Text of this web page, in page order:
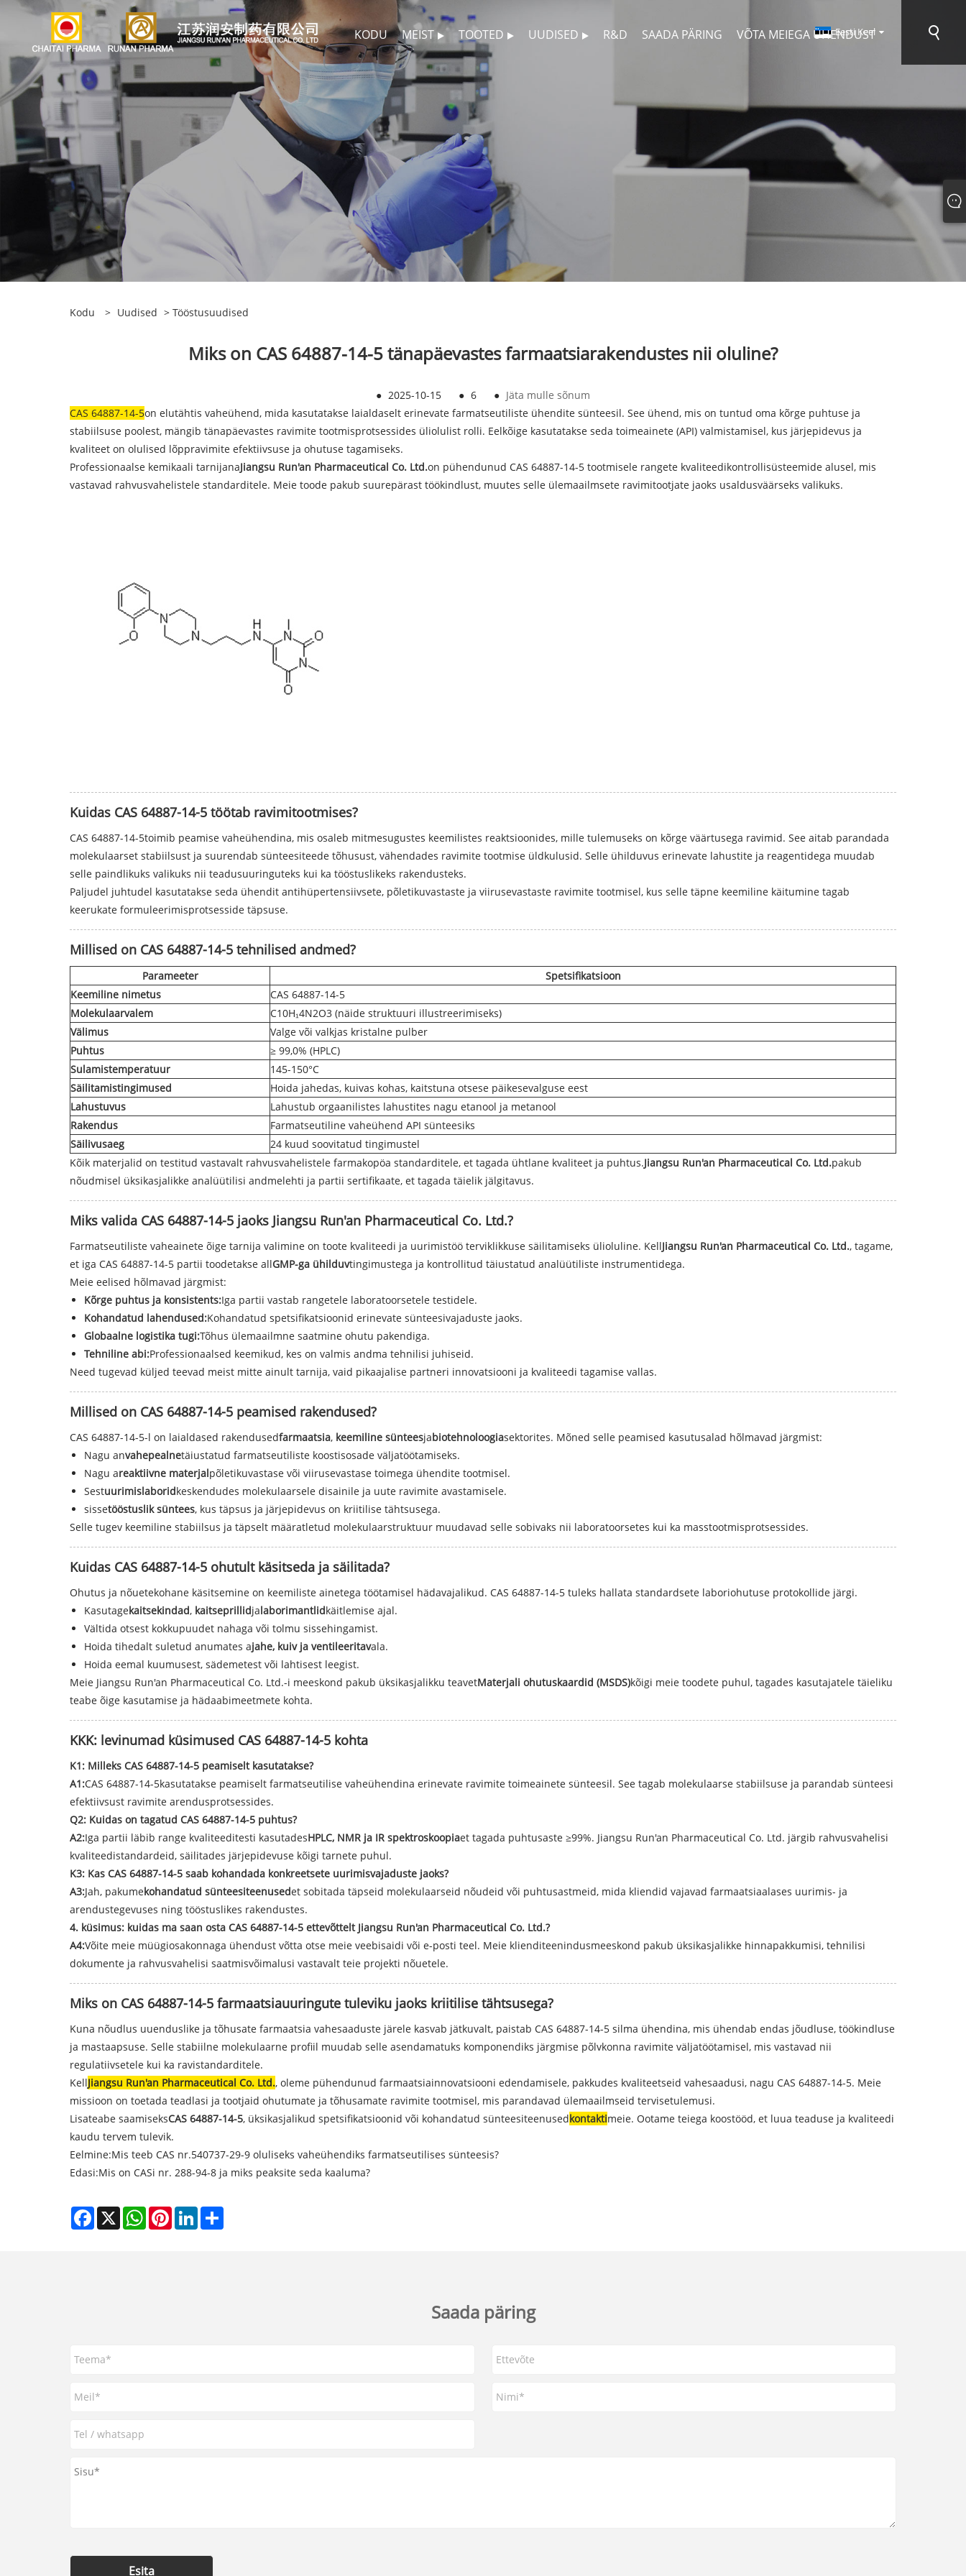
KODU MEIST TOOTED UUDISED R&D SAADA PÄRING VÕTA MEIEGA ÜHENDUST
Eesti Keel
Kodu > Uudised > Tööstusuudised
Miks on CAS 64887-14-5 tänapäevastes farmaatsiarakendustes nii oluline?
● 2025-10-15 ● 6 ● Jäta mulle sõnum
CAS 64887-14-5on elutähtis vaheühend, mida kasutatakse laialdaselt erinevate farmatseutiliste ühendite sünteesil. See ühend, mis on tuntud oma kõrge puhtuse ja
stabiilsuse poolest, mängib tänapäevastes ravimite tootmisprotsessides üliolulist rolli. Eelkõige kasutatakse seda toimeainete (API) valmistamisel, kus järjepidevus ja
kvaliteet on olulised lõppravimite efektiivsuse ja ohutuse tagamiseks.
Professionaalse kemikaali tarnijanaJiangsu Run'an Pharmaceutical Co. Ltd.on pühendunud CAS 64887-14-5 tootmisele rangete kvaliteedikontrollisüsteemide alusel, mis
vastavad rahvusvahelistele standarditele. Meie toode pakub suurepärast töökindlust, muutes selle ülemaailmsete ravimitootjate jaoks usaldusväärseks valikuks.
Kuidas CAS 64887-14-5 töötab ravimitootmises?
CAS 64887-14-5toimib peamise vaheühendina, mis osaleb mitmesugustes keemilistes reaktsioonides, mille tulemuseks on kõrge väärtusega ravimid. See aitab parandada
molekulaarset stabiilsust ja suurendab sünteesiteede tõhusust, vähendades ravimite tootmise üldkulusid. Selle ühilduvus erinevate lahustite ja reagentidega muudab
selle paindlikuks valikuks nii teadusuuringuteks kui ka tööstuslikeks rakendusteks.
Paljudel juhtudel kasutatakse seda ühendit antihüpertensiivsete, põletikuvastaste ja viirusevastaste ravimite tootmisel, kus selle täpne keemiline käitumine tagab
keerukate formuleerimisprotsesside täpsuse.
Millised on CAS 64887-14-5 tehnilised andmed?
Parameeter
Spetsifikatsioon
Keemiline nimetus
CAS 64887-14-5
Molekulaarvalem
C10H₁4N2O3 (näide struktuuri illustreerimiseks)
Välimus
Valge või valkjas kristalne pulber
Puhtus
≥ 99,0% (HPLC)
Sulamistemperatuur
145-150°C
Säilitamistingimused
Hoida jahedas, kuivas kohas, kaitstuna otsese päikesevalguse eest
Lahustuvus
Lahustub orgaanilistes lahustites nagu etanool ja metanool
Rakendus
Farmatseutiline vaheühend API sünteesiks
Säilivusaeg
24 kuud soovitatud tingimustel
Kõik materjalid on testitud vastavalt rahvusvahelistele farmakopöa standarditele, et tagada ühtlane kvaliteet ja puhtus.Jiangsu Run'an Pharmaceutical Co. Ltd.pakub
nõudmisel üksikasjalikke analüütilisi andmelehti ja partii sertifikaate, et tagada täielik jälgitavus.
Miks valida CAS 64887-14-5 jaoks Jiangsu Run'an Pharmaceutical Co. Ltd.?
Farmatseutiliste vaheainete õige tarnija valimine on toote kvaliteedi ja uurimistöö terviklikkuse säilitamiseks ülioluline. KellJiangsu Run'an Pharmaceutical Co. Ltd., tagame,
et iga CAS 64887-14-5 partii toodetakse allGMP-ga ühilduvtingimustega ja kontrollitud täiustatud analüütiliste instrumentidega.
Meie eelised hõlmavad järgmist:
Kõrge puhtus ja konsistents:Iga partii vastab rangetele laboratoorsetele testidele.
Kohandatud lahendused:Kohandatud spetsifikatsioonid erinevate sünteesivajaduste jaoks.
Globaalne logistika tugi:Tõhus ülemaailmne saatmine ohutu pakendiga.
Tehniline abi:Professionaalsed keemikud, kes on valmis andma tehnilisi juhiseid.
Need tugevad küljed teevad meist mitte ainult tarnija, vaid pikaajalise partneri innovatsiooni ja kvaliteedi tagamise vallas.
Millised on CAS 64887-14-5 peamised rakendused?
CAS 64887-14-5-l on laialdased rakendusedfarmaatsia, keemiline sünteesjabiotehnoloogiasektorites. Mõned selle peamised kasutusalad hõlmavad järgmist:
Nagu anvahepealnetäiustatud farmatseutiliste koostisosade väljatöötamiseks.
Nagu areaktiivne materjalpõletikuvastase või viirusevastase toimega ühendite tootmisel.
Sestuurimislaboridkeskendudes molekulaarsele disainile ja uute ravimite avastamisele.
sissetööstuslik süntees, kus täpsus ja järjepidevus on kriitilise tähtsusega.
Selle tugev keemiline stabiilsus ja täpselt määratletud molekulaarstruktuur muudavad selle sobivaks nii laboratoorsetes kui ka masstootmisprotsessides.
Kuidas CAS 64887-14-5 ohutult käsitseda ja säilitada?
Ohutus ja nõuetekohane käsitsemine on keemiliste ainetega töötamisel hädavajalikud. CAS 64887-14-5 tuleks hallata standardsete laboriohutuse protokollide järgi.
Kasutagekaitsekindad, kaitseprillidjalaborimantlidkäitlemise ajal.
Vältida otsest kokkupuudet nahaga või tolmu sissehingamist.
Hoida tihedalt suletud anumates ajahe, kuiv ja ventileeritavala.
Hoida eemal kuumusest, sädemetest või lahtisest leegist.
Meie Jiangsu Run'an Pharmaceutical Co. Ltd.-i meeskond pakub üksikasjalikku teavetMaterjali ohutuskaardid (MSDS)kõigi meie toodete puhul, tagades kasutajatele täieliku
teabe õige kasutamise ja hädaabimeetmete kohta.
KKK: levinumad küsimused CAS 64887-14-5 kohta
K1: Milleks CAS 64887-14-5 peamiselt kasutatakse?
A1:CAS 64887-14-5kasutatakse peamiselt farmatseutilise vaheühendina erinevate ravimite toimeainete sünteesil. See tagab molekulaarse stabiilsuse ja parandab sünteesi
efektiivsust ravimite arendusprotsessides.
Q2: Kuidas on tagatud CAS 64887-14-5 puhtus?
A2:Iga partii läbib range kvaliteeditesti kasutadesHPLC, NMR ja IR spektroskoopiaet tagada puhtusaste ≥99%. Jiangsu Run'an Pharmaceutical Co. Ltd. järgib rahvusvahelisi
kvaliteedistandardeid, säilitades järjepidevuse kõigi tarnete puhul.
K3: Kas CAS 64887-14-5 saab kohandada konkreetsete uurimisvajaduste jaoks?
A3:Jah, pakumekohandatud sünteesiteenusedet sobitada täpseid molekulaarseid nõudeid või puhtusastmeid, mida kliendid vajavad farmaatsiaalases uurimis- ja
arendustegevuses ning tööstuslikes rakendustes.
4. küsimus: kuidas ma saan osta CAS 64887-14-5 ettevõttelt Jiangsu Run'an Pharmaceutical Co. Ltd.?
A4:Võite meie müügiosakonnaga ühendust võtta otse meie veebisaidi või e-posti teel. Meie klienditeenindusmeeskond pakub üksikasjalikke hinnapakkumisi, tehnilisi
dokumente ja rahvusvahelisi saatmisvõimalusi vastavalt teie projekti nõuetele.
Miks on CAS 64887-14-5 farmaatsiauuringute tuleviku jaoks kriitilise tähtsusega?
Kuna nõudlus uuenduslike ja tõhusate farmaatsia vahesaaduste järele kasvab jätkuvalt, paistab CAS 64887-14-5 silma ühendina, mis ühendab endas jõudluse, töökindluse
ja mastaapsuse. Selle stabiilne molekulaarne profiil muudab selle asendamatuks komponendiks järgmise põlvkonna ravimite väljatöötamisel, mis vastavad nii
regulatiivsetele kui ka ravistandarditele.
KellJiangsu Run'an Pharmaceutical Co. Ltd., oleme pühendunud farmaatsiainnovatsiooni edendamisele, pakkudes kvaliteetseid vahesaadusi, nagu CAS 64887-14-5. Meie
missioon on toetada teadlasi ja tootjaid ohutumate ja tõhusamate ravimite tootmisel, mis parandavad ülemaailmseid tervisetulemusi.
Lisateabe saamiseksCAS 64887-14-5, üksikasjalikud spetsifikatsioonid või kohandatud sünteesiteenusedkontaktimeie. Ootame teiega koostööd, et luua teaduse ja kvaliteedi
kaudu tervem tulevik.
Eelmine:Mis teeb CAS nr.540737-29-9 oluliseks vaheühendiks farmatseutilises sünteesis?
Edasi:Mis on CASi nr. 288-94-8 ja miks peaksite seda kaaluma?
Facebook
X WhatsAppPinterestLinkedIn
Saada päring
Esita